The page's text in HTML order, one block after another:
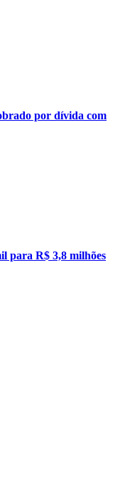
por dívida com
para R$ 3,8 milhões